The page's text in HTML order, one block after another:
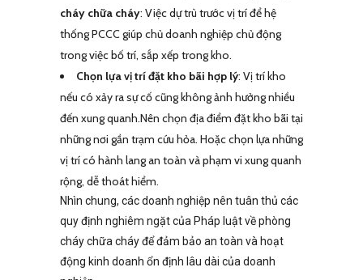
cháy chữa cháy: Việc dự trù trước vị trí để hệ
thống PCCC giúp chủ doanh nghiệp chủ động
trong việc bố trí, sắp xếp trong kho.
Chọn lựa vị trí đặt kho bãi hợp lý: Vị trí kho
nếu có xảy ra sự cố cũng không ảnh hưởng nhiều
đến xung quanh.Nên chọn địa điểm đặt kho bãi tại
những nơi gần trạm cứu hỏa. Hoặc chọn lựa những
vị trí có hành lang an toàn và phạm vi xung quanh
rộng, dễ thoát hiểm.
Nhìn chung, các doanh nghiệp nên tuân thủ các
quy định nghiêm ngặt của Pháp luật về phòng
cháy chữa cháy để đảm bảo an toàn và hoạt
động kinh doanh ổn định lâu dài của doanh